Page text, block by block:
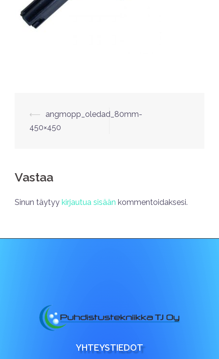
⟵
angmopp_oledad_80mm-
450×450
Vastaa
Sinun täytyy kirjautua sisään kommentoidaksesi.
YHTEYSTIEDOT